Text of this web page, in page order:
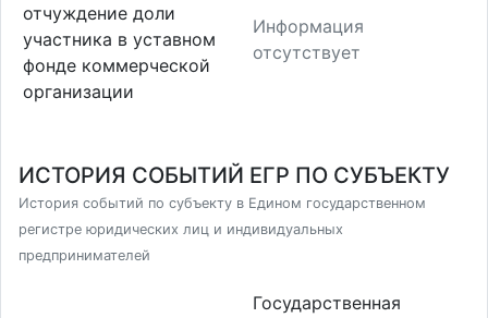
отчуждение доли
участника в уставном
фонде коммерческой
организации
Информация
отсутствует
ИСТОРИЯ СОБЫТИЙ ЕГР ПО СУБЪЕКТУ
История событий по субъекту в Едином государственном
регистре юридических лиц и индивидуальных
предпринимателей
Государственная